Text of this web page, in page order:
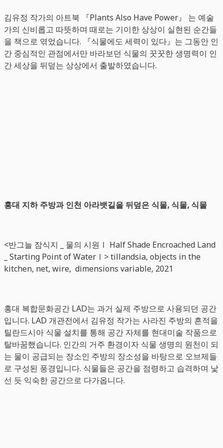
김유정 작가의 아트북 『Plants Also Have Power』 는 예술
가의 신비롭고 따뜻하며 때로는 기이한 상상이 실현된 순간들
을 책으로 엮었습니다. 『식물에도 세력이 있다』는 그동안 인
간 중심적인 관점에서만 바라보던 식물의 꿋꿋한 생명력이 인
간 세상을 뒤덮는 상상에서 출발하였습니다.
홍대 지하 주방과 인천 아라뱃길을 뒤덮은 식물, 식물, 식물
<반그늘 잠식지 _ 물의 시원Ⅰ Half Shade Encroached Land
_ Starting Point of WaterⅠ> tillandsia, objects in the
kitchen, net, wire, dimensions variable, 2021
홍대 복합문화공간 LAD는 과거 실제 주방으로 사용되던 공간
입니다. LAD 개관전에서 김유정 작가는 사라진 주방의 흔적을
틸란드시아 식물 설치를 통해 공간 자체를 현대미술 작품으로
탈바꿈했습니다. 인간의 거주 환경이자 식물 생명의 원천이 되
는 물이 공급되는 장소인 주방의 장소성을 바탕으로 오브제들
로 구성된 풍경입니다. 식물들은 공간을 점령하고 습격하며 낯
선 듯 익숙한 공간으로 다가옵니다.